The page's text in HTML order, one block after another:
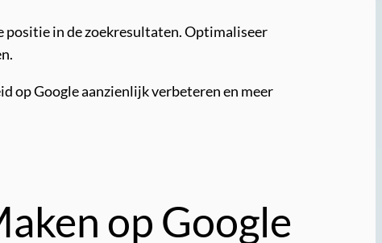
positie in de zoekresultaten. Optimaliseer
op Google aanzienlijk verbeteren en meer
op Google